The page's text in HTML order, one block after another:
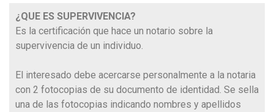
¿QUE ES SUPERVIVENCIA?
Es la certificación que hace un notario sobre la
supervivencia de un individuo.
El interesado debe acercarse personalmente a la notaria
con 2 fotocopias de su documento de identidad. Se sella
una de las fotocopias indicando nombres y apellidos